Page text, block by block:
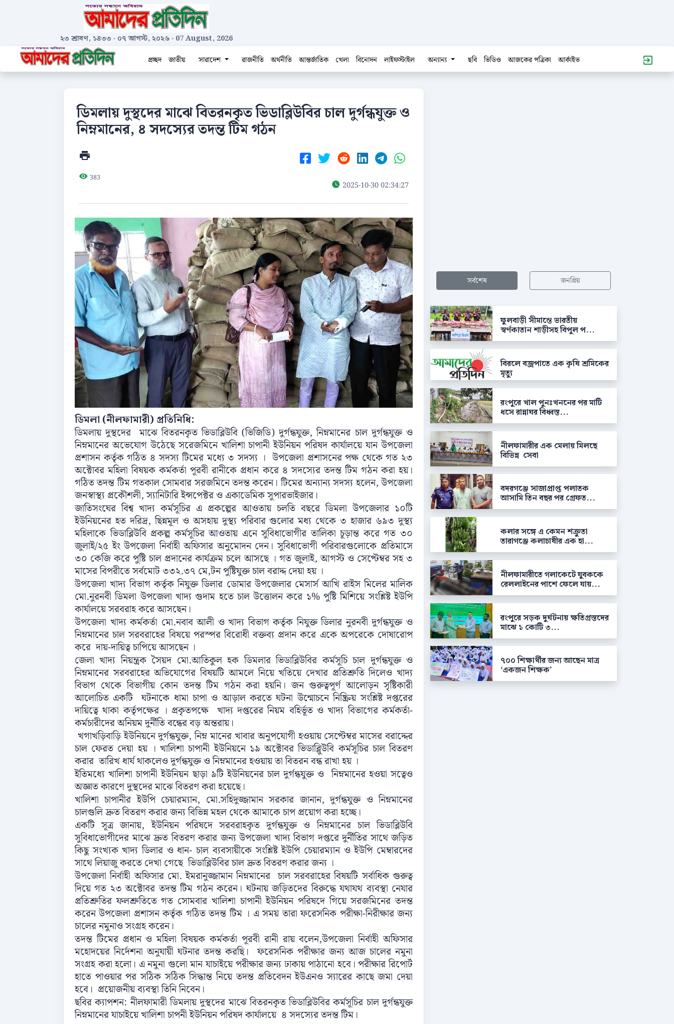
২৩ শ্রাবণ, ১৪৩৩ - ০৭ আগস্ট, ২০২৬- 07 August, 2026
প্রচ্ছদ
জাতীয় সারাদেশ রাজনীতি অর্থনীতি আন্তর্জাতিক খেলা বিনোদন লাইফস্টাইল অন্যান্য ছবি ভিডিও আজকের পত্রিকা আর্কাইভ
ডিমলায় দুস্থদের মাঝে বিতরনকৃত ভিডাব্লিউবির চাল দুর্গন্ধযুক্ত ও
নিম্নমানের, ৪ সদস্যের তদন্ত টিম গঠন
383
2025-10-30 02:34:27
ডিমলা (নীলফামারী) প্রতিনিধি:
ডিমলায় দুস্থদের মাঝে বিতরনকৃত ভিডাব্লিউবি (ভিজিডি) দুর্গন্ধযুক্ত, নিম্নমানের চাল দুর্গন্ধযুক্ত ও
নিম্নমানের অভেযোগ উঠেছে সরেজমিনে খালিশা চাপানী ইউনিয়ন পরিষদ কার্যালয়ে যান উপজেলা
প্রশাসন কর্তৃক গঠিত ৪ সদস্য টিমের মধ্যে ৩ সদস্য । উপজেলা প্রশাসনের পক্ষ থেকে গত ২৩
অক্টোবর মহিলা বিষয়ক কর্মকর্তা পূরবী রানীকে প্রধান করে ৪ সদস্যের তদন্ত টিম গঠন করা হয়।
গঠিত তদন্ত টিম গতকাল সোমবার সরজমিনে তদন্ত করেন। টিমের অন্যান্য সদস্য হলেন, উপজেলা
জনস্বাস্থ্য প্রকৌশলী, স্যানিটারি ইন্সপেক্টর ও একাডেমিক সুপারভাইজার।
জাতিসংঘের বিশ্ব খাদ্য কর্মসূচির এ প্রকল্পের আওতায় চলতি বছরে ডিমলা উপজেলার ১০টি
ইউনিয়নের হত দরিদ্র, ছিন্নমূল ও অসহায় দুস্থ্য পরিবার গুলোর মধ্য থেকে ৩ হাজার ৬৯৩ দুস্থ্য
মহিলাকে ভিডাব্লিউবি প্রকল্প কর্মসূচির আওতায় এনে সুবিধাভোগীর তালিকা চূড়ান্ত করে গত ৩০
জুলাই/২৫ ইং উপজেলা নির্বাহী অফিসার অনুমোদন দেন। সুবিধাভোগী পরিবারগুলোকে প্রতিমাসে
৩০ কেজি করে পুষ্টি চাল প্রদানের কার্যক্রম চলে আসছে । গত জুলাই, আগস্ট ও সেপ্টেম্বর সহ ৩
মাসের বিপরীতে সর্বমোট ৩৩২.৩৭ মে,টন পুষ্টিযুক্ত চাল বরাদ্দ দেয়া হয় ।
উপজেলা খাদ্য বিভাগ কর্তৃক নিযুক্ত ডিলার ডোমার উপজেলার মেসার্স আখি রাইস মিলের মালিক
মো.নুরনবী ডিমলা উপজেলা খাদ্য গুদাম হতে চাল উত্তোলন করে ১% পুষ্টি মিশিয়ে সংশ্লিষ্ট ইউপি
কার্যালয়ে সরবরাহ করে আসছেন।
উপজেলা খাদ্য কর্মকর্তা মো.নবাব আলী ও খাদ্য বিভাগ কর্তৃক নিযুক্ত ডিলার নুরনবী দুর্গন্ধযুক্ত ও
নিম্নমানের চাল সরবরাহের বিষয়ে পরস্পর বিরোধী বক্তব্য প্রদান করে একে অপরেকে দোষারোপ
করে দায়-দায়িত্ব চাপিয়ে আসছেন ।
জেলা খাদ্য নিয়ন্ত্রক সৈয়দ মো.আতিকুল হক ডিমলার ভিডাব্লিউবির কর্মসূচি চাল দুর্গন্ধযুক্ত ও
নিম্নমানের সরবরাহের অভিযোগের বিষয়টি আমলে নিয়ে খতিয়ে দেখার প্রতিশ্রুতি দিলেও খাদ্য
বিভাগ থেকে বিভাগীয় কোন তদন্ত টিম গঠন করা হয়নি। জন গুরুত্বপূর্ণ আলোড়ন সৃষ্টিকারী
আলোচিত একটি ঘটনাকে ধামা চাপা ও আড়াল করতে ঘটনা উন্মোচনে নিষ্ক্রিয় সংশ্লিষ্ট দপ্তরের
দায়িত্বে থাকা কর্তৃপক্ষের । প্রকৃতপক্ষে খাদ্য দপ্তরের নিয়ম বহির্ভূত ও খাদ্য বিভাগের কর্মকর্তা-
কর্মচারীদের অনিয়ম দুর্নীতি বন্ধের বড় অন্তরায়।
খগাখড়িবাড়ি ইউনিয়নে দুর্গন্ধযুক্ত, নিম্ন মানের খাবার অনুপযোগী হওয়ায় সেপ্টেম্বর মাসের বরাদ্দের
চাল ফেরত দেয়া হয় । খালিশা চাপানী ইউনিয়নে ১৯ অক্টোবর ভিডাব্লুিউবি কর্মসূচির চাল বিতরণ
করার তারিখ ধার্য থাকলেও দুর্গন্ধযুক্ত ও নিম্নমানের হওয়ায় তা বিতরন বন্ধ রাখা হয় ।
ইতিমধ্যে খালিশা চাপানী ইউনিয়ন ছাড়া ৯টি ইউনিয়নের চাল দুর্গন্ধযুক্ত ও নিম্নমানের হওয়া সত্বেও
অজ্ঞাত কারণে দুস্থদের মাঝে বিতরণ করা হয়েছে।
খালিশা চাপানীর ইউপি চেয়ারম্যান, মো.সহিদুজ্জামান সরকার জানান, দুর্গন্ধযুক্ত ও নিম্নমানের
চালগুলি দ্রুত বিতরণ করার জন্য বিভিন্ন মহল থেকে আমাকে চাপ প্রয়োগ করা হচ্ছে।
একটি সূত্র জানায়, ইউনিয়ন পরিষদে সরবরাহকৃত দুর্গন্ধযুক্ত ও নিম্নমানের চাল ভিডাব্লিউবি
সুবিধাভোগীদের মাঝে দ্রুত বিতরণ করার জন্য উপজেলা খাদ্য বিভাগ দপ্তরে দুর্নীতির সাথে জড়িত
কিছু সংখ্যক খাদ্য ডিলার ও ধান- চাল ব্যবসায়ীকে সংশ্লিষ্ট ইউপি চেয়ারম্যান ও ইউপি মেম্বারদের
সাথে লিয়াজু করতে দেখা গেছে ভিডাব্লিউবির চাল দ্রুত বিতরণ করার জন্য ।
উপজেলা নির্বাহী অফিসার মো. ইমরানুজ্জামান নিম্নমানের চাল সরবরাহের বিষয়টি সর্বাধিক গুরুত্ব
দিয়ে গত ২৩ অক্টোবর তদন্ত টিম গঠন করেন। ঘটনায় জড়িতদের বিরুদ্ধে যথাযথ ব্যবস্থা নেযার
প্রতিশ্রুতির ফলশ্রুতিতে গত সোমবার খালিশা চাপানী ইউনিয়ন পরিষদে গিয়ে সরজমিনের তদন্ত
করেন উপজেলা প্রশাসন কর্তৃক গঠিত তদন্ত টিম । এ সময় তারা ফরেসনিক পরীক্ষা-নিরীক্ষার জন্য
চালের নমুনাও সংগ্রহ করেন।
তদন্ত টিমের প্রধান ও মহিলা বিষয়ক কর্মকর্তা পূরবী রানী রায় বলেন,উপজেলা নির্বাহী অফিসার
মহোদয়ের নির্দেশনা অনুযায়ী ঘটনার তদন্ত করছি। ফরেসনিক পরীক্ষার জন্য আজ চালের নমুনা
সংগ্রহ করা হলো। এ নমুনা গুলো মান যাচাইয়ে পরীক্ষার জন্য ঢাকায় পাঠানো হবে। পরীক্ষার রিপোর্ট
হাতে পাওয়ার পর সঠিক সঠিক সিদ্ধান্ত নিয়ে তদন্ত প্রতিবেদন ইউএনও স্যারের কাছে জমা দেয়া
হবে। প্রয়োজনীয় ব্যবস্থা তিনি নিবেন।
ছবির ক্যাপশন: নীলফামারী ডিমলায় দুস্থদের মাঝে বিতরনকৃত ভিডাব্লিউবির কর্মসূচির চাল দুর্গন্ধযুক্ত
নিম্নমানের যাচাইয়ে খালিশা চাপনী ইউনিয়ন পরিষদ কার্যালয়ে ৪ সদস্যের তদন্ত টিম।
সর্বশেষ জনপ্রিয়
ফুলবাড়ী সীমান্তে ভারতীয়
স্বর্ণকাতান শাড়ীসহ বিপুল প...
বিরলে বজ্রপাতে এক কৃষি শ্রমিকের
মৃত্যু
রংপুরে খাল পুনঃখননের পর মাটি
ধসে রান্নাঘর বিধ্বস্ত...
নীলফামারীর এক মেলায় মিলছে
বিভিন্ন সেবা
বদরগঞ্জে সাজাপ্রাপ্ত পলাতক
আসামি তিন বছর পর গ্রেফত...
কলার সঙ্গে এ কেমন শক্রুতা
তারাগঞ্জে কলাচাষীর এক হা...
নীলফামারীতে গলাকেটে যুবককে
রেললাইনের পাশে ফেলে যায়...
রংপুরে সড়ক দুর্ঘটনায় ক্ষতিগ্রস্তদের
মাঝে ১ কোটি ৩...
৭০০ শিক্ষার্থীর জন্য আছেন মাত্র
‘একজন শিক্ষক’